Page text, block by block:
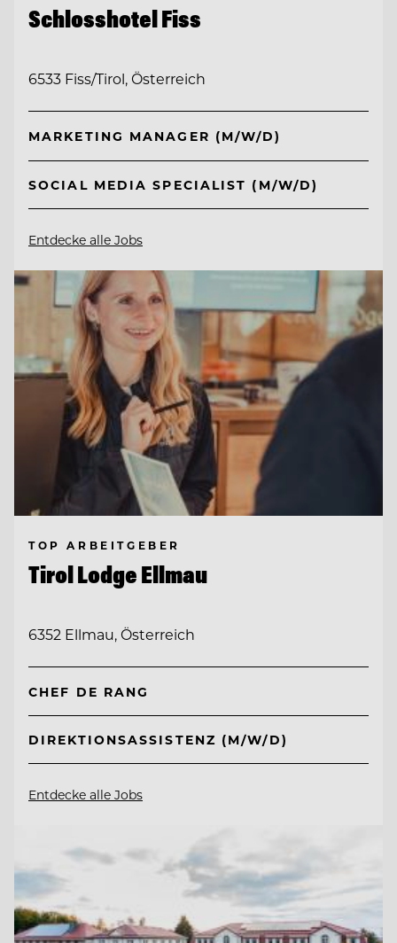
Schlosshotel Fiss
6533 Fiss/Tirol, Österreich
MARKETING MANAGER (M/W/D)
SOCIAL MEDIA SPECIALIST (M/W/D)
Entdecke alle Jobs
TOP ARBEITGEBER
Tirol Lodge Ellmau
6352 Ellmau, Österreich
CHEF DE RANG
DIREKTIONSASSISTENZ (M/W/D)
Entdecke alle Jobs